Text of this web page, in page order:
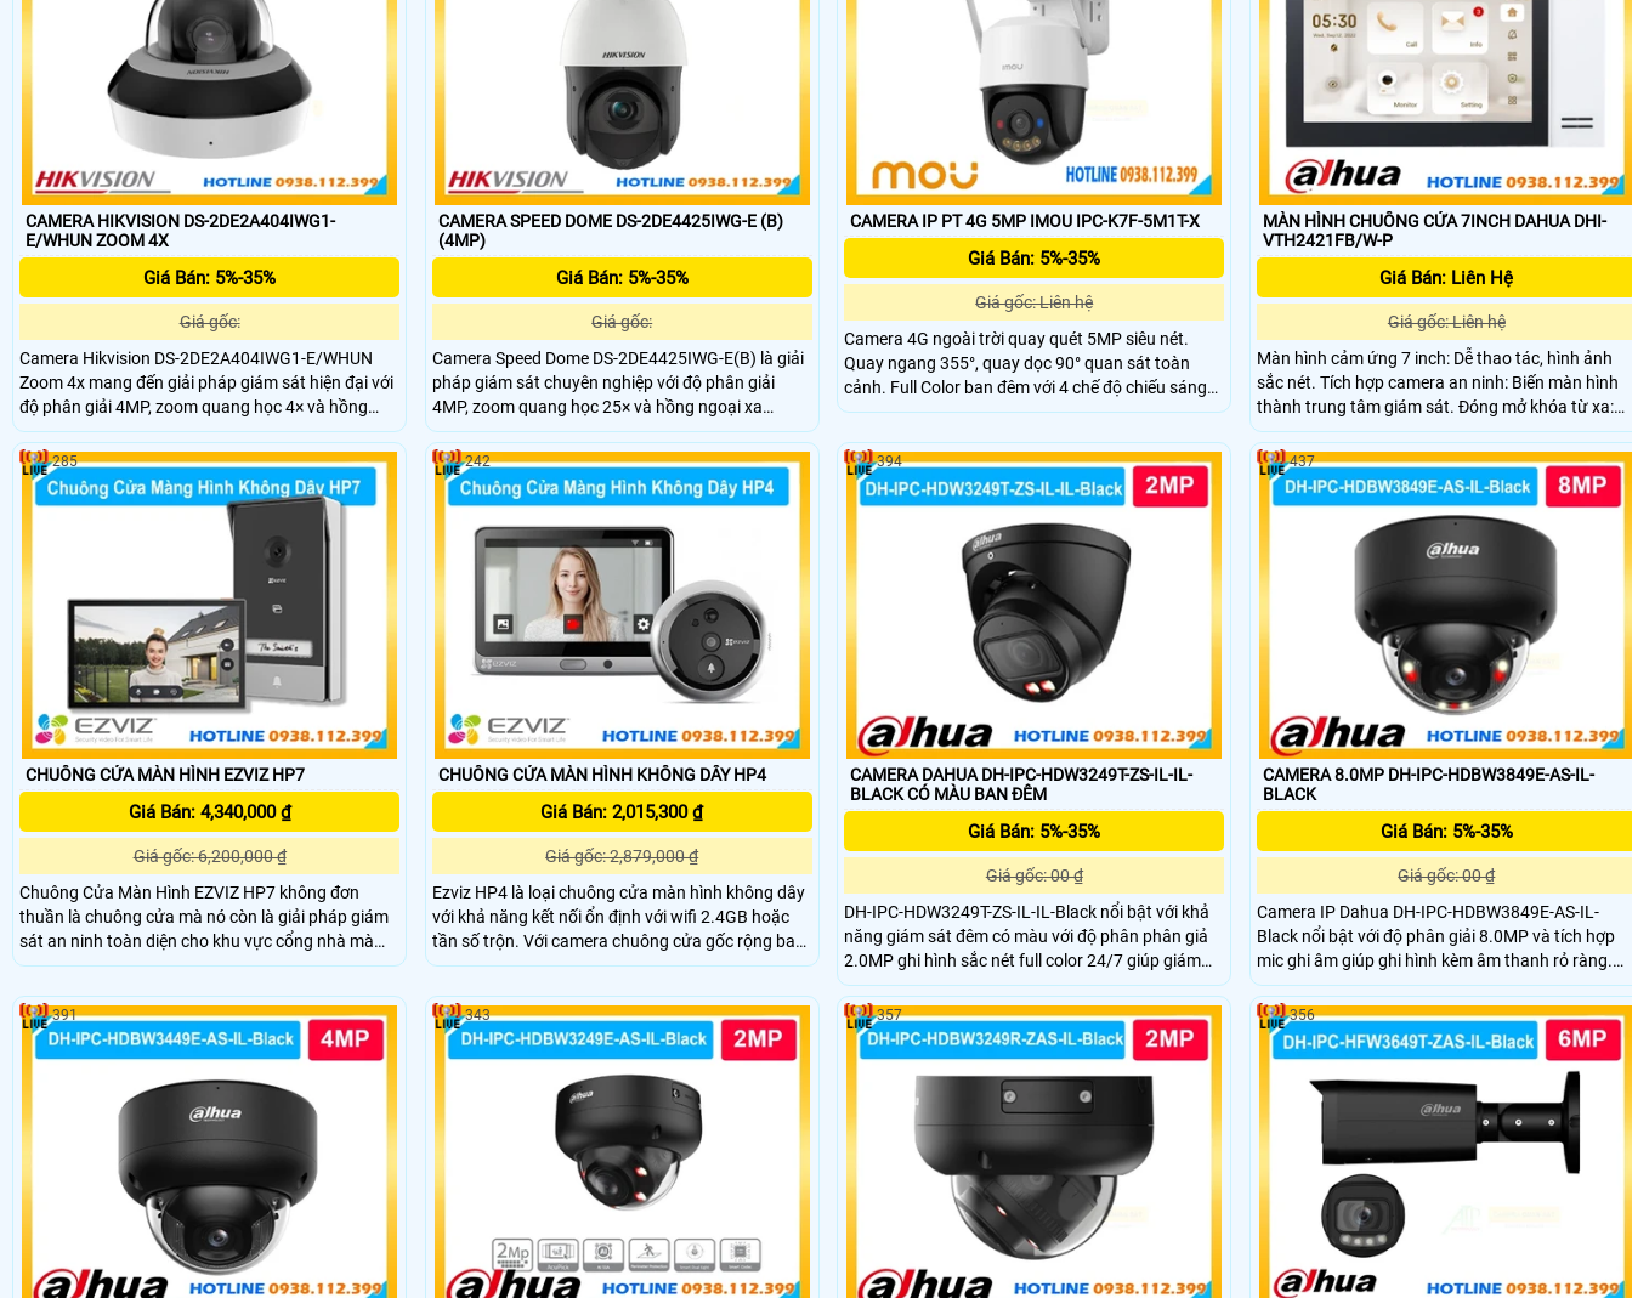
CAMERA HIKVISION DS-2DE2A404IWG1-
E/WHUN ZOOM 4X
Giá Bán: 5%-35%
Giá gốc:
Camera Hikvision DS-2DE2A404IWG1-E/WHUN
Zoom 4x mang đến giải pháp giám sát hiện đại với
độ phân giải 4MP, zoom quang học 4× và hồng
ngoại 20m. camera này hỗ trợ kết nối WiFi, đàm
thoại hai chiều, nhận diện người và phương tiện,
giúp quản lý hiệu quả tại gia đình, cửa hàng, văn
phòng và kho xưởng.
CAMERA SPEED DOME DS-2DE4425IWG-E (B)
(4MP)
Giá Bán: 5%-35%
Giá gốc:
Camera Speed Dome DS-2DE4425IWG-E(B) là giải
pháp giám sát chuyên nghiệp với độ phân giải
4MP, zoom quang học 25× và hồng ngoại xa
100m.DS-2DE4425IWG-E(B) nổi bật nhờ công
nghệ DarkFighter, nhận diện người và phương tiện,
chụp khuôn mặt, chuẩn IP67 cùng khả năng hoạt
động ổn định trong nhiều điều kiện thời tiết.
CAMERA IP PT 4G 5MP IMOU IPC-K7F-5M1T-X
Giá Bán: 5%-35%
Giá gốc: Liên hệ
Camera 4G ngoài trời quay quét 5MP siêu nét.
Quay ngang 355°, quay dọc 90° quan sát toàn
cảnh. Full Color ban đêm với 4 chế độ chiếu sáng
thông minh. AI phát hiện người, phương tiện và
MÀN HÌNH CHUÔNG CỬA 7INCH DAHUA DHI-
VTH2421FB/W-P
Giá Bán: Liên Hệ
Giá gốc: Liên hệ
Màn hình cảm ứng 7 inch: Dễ thao tác, hình ảnh
sắc nét. Tích hợp camera an ninh: Biến màn hình
thành trung tâm giám sát. Đóng mở khóa từ xa:
Điều khiển cửa qua màn hình hoặc điện thoại. Đàm
thoại hai chiều: Giao tiếp trực tiếp với khách đến
thăm. Kết nối báo động: Nhận thông báo khẩn cấp
từ các cảm biến.
CHUÔNG CỬA MÀN HÌNH EZVIZ HP7
Giá Bán: 4,340,000 ₫
Giá gốc: 6,200,000 ₫
Chuông Cửa Màn Hình EZVIZ HP7 không đơn
thuần là chuông cửa mà nó còn là giải pháp giám
sát an ninh toàn diện cho khu vực cổng nhà mà
không cần lắp camera giám sát thông thương. Với
phân giải 2K đảm bảo khu vực ra vào luôn được
giám sát
285
CHUÔNG CỬA MÀN HÌNH KHÔNG DÂY HP4
Giá Bán: 2,015,300 ₫
Giá gốc: 2,879,000 ₫
Ezviz HP4 là loại chuông cửa màn hình không dây
với khả năng kết nối ổn định với wifi 2.4GB hoặc
tần số trộn. Với camera chuông cửa gốc rộng bao
quát toàn bộ khu vực ra vào độ phân giải Full HD
trữ video và các sự kiện, tích hợp Micro và loa đàm
thoại 2 chiều
242
CAMERA DAHUA DH-IPC-HDW3249T-ZS-IL-IL-
BLACK CÓ MÀU BAN ĐÊM
Giá Bán: 5%-35%
Giá gốc: 00 ₫
DH-IPC-HDW3249T-ZS-IL-IL-Black nổi bật với khả
năng giám sát đêm có màu với độ phân phân giả
2.0MP ghi hình sắc nét full color 24/7 giúp giám
sát ổn định. Với độ bền vượt trợi của dòng camera
dome ip dahua nhờ tích hợp chóng nước IP67 và
chống va đập IK10 camera siêu bền trong mọi điều
kiện thời tiết
394
CAMERA 8.0MP DH-IPC-HDBW3849E-AS-IL-
BLACK
Giá Bán: 5%-35%
Giá gốc: 00 ₫
Camera IP Dahua DH-IPC-HDBW3849E-AS-IL-
Black nổi bật với độ phân giải 8.0MP và tích hợp
mic ghi âm giúp ghi hình kèm âm thanh rỏ ràng.
Camera có khả năng chống nước cao IP67 và
chống va đập lên đến IK10 mang lại độ bền vượt
trội cho dòng camera này.
437
391 343 357 356